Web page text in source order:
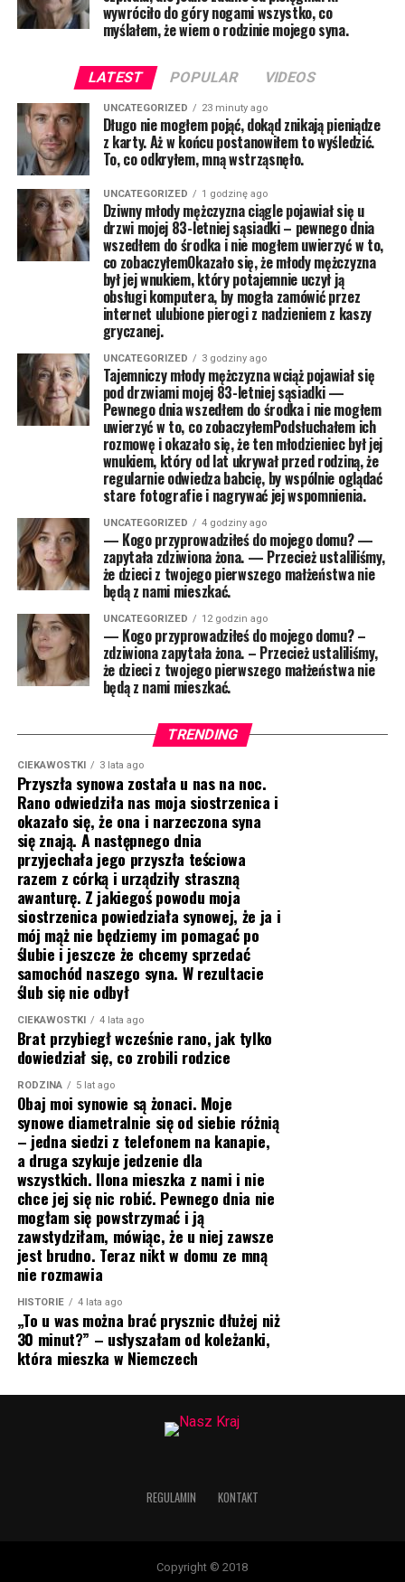
wywróciło do góry nogami wszystko, co
myślałem, że wiem o rodzinie mojego syna.
LATEST POPULAR VIDEOS
UNCATEGORIZED 23 minuty ago
Długo nie mogłem pojąć, dokąd znikają pieniądze
z karty. Aż w końcu postanowiłem to wyśledzić.
To, co odkryłem, mną wstrząsnęło.
UNCATEGORIZED 1 godzinę ago
Dziwny młody mężczyzna ciągle pojawiał się u
drzwi mojej 83-letniej sąsiadki – pewnego dnia
wszedłem do środka i nie mogłem uwierzyć w to,
co zobaczyłemOkazało się, że młody mężczyzna
był jej wnukiem, który potajemnie uczył ją
obsługi komputera, by mogła zamówić przez
internet ulubione pierogi z nadzieniem z kaszy
gryczanej.
UNCATEGORIZED 3 godziny ago
Tajemniczy młody mężczyzna wciąż pojawiał się
pod drzwiami mojej 83-letniej sąsiadki —
Pewnego dnia wszedłem do środka i nie mogłem
uwierzyć w to, co zobaczyłemPodsłuchałem ich
rozmowę i okazało się, że ten młodzieniec był jej
wnukiem, który od lat ukrywał przed rodziną, że
regularnie odwiedza babcię, by wspólnie oglądać
stare fotografie i nagrywać jej wspomnienia.
UNCATEGORIZED 4 godziny ago
— Kogo przyprowadziłeś do mojego domu? —
zapytała zdziwiona żona. — Przecież ustaliliśmy,
że dzieci z twojego pierwszego małżeństwa nie
będą z nami mieszkać.
UNCATEGORIZED 12 godzin ago
— Kogo przyprowadziłeś do mojego domu? –
zdziwiona zapytała żona. – Przecież ustaliliśmy,
że dzieci z twojego pierwszego małżeństwa nie
będą z nami mieszkać.
TRENDING
CIEKAWOSTKI 3 lata ago
Przyszła synowa została u nas na noc.
Rano odwiedziła nas moja siostrzenica i
okazało się, że ona i narzeczona syna
się znają. A następnego dnia
przyjechała jego przyszła teściowa
razem z córką i urządziły straszną
awanturę. Z jakiegoś powodu moja
siostrzenica powiedziała synowej, że ja i
mój mąż nie będziemy im pomagać po
ślubie i jeszcze że chcemy sprzedać
samochód naszego syna. W rezultacie
ślub się nie odbył
CIEKAWOSTKI 4 lata ago
Brat przybiegł wcześnie rano, jak tylko
dowiedział się, co zrobili rodzice
RODZINA 5 lat ago
Obaj moi synowie są żonaci. Moje
synowe diametralnie się od siebie różnią
– jedna siedzi z telefonem na kanapie,
a druga szykuje jedzenie dla
wszystkich. Ilona mieszka z nami i nie
chce jej się nic robić. Pewnego dnia nie
mogłam się powstrzymać i ją
zawstydziłam, mówiąc, że u niej zawsze
jest brudno. Teraz nikt w domu ze mną
nie rozmawia
HISTORIE 4 lata ago
„To u was można brać prysznic dłużej niż
30 minut?” – usłyszałam od koleżanki,
która mieszka w Niemczech
REGULAMIN KONTAKT
Copyright © 2018